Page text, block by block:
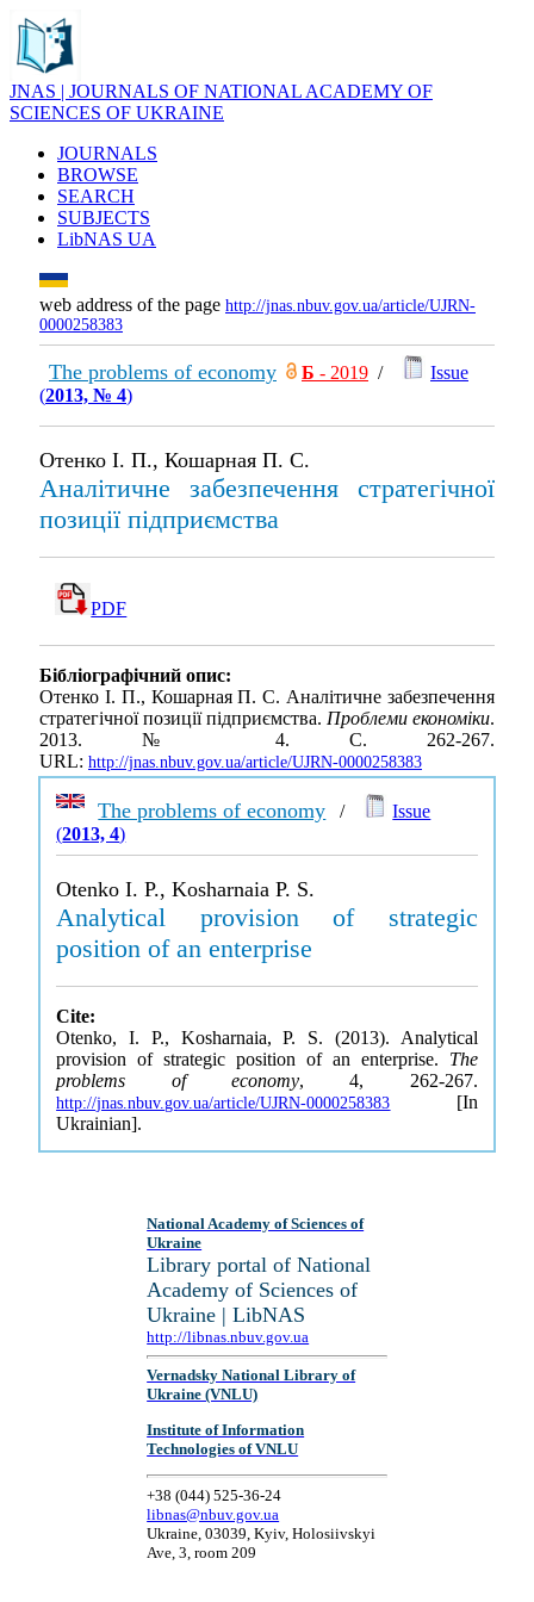
JNAS | JOURNALS OF NATIONAL ACADEMY OF
SCIENCES OF UKRAINE
JOURNALS
BROWSE
SEARCH
SUBJECTS
LibNAS UA
web address of the page http://jnas.nbuv.gov.ua/article/UJRN-
0000258383
The problems of economy Б - 2019 /
Issue
(2013, № 4)
Отенко І. П., Кошарная П. С.
Аналітичне забезпечення стратегічної
позиції підприємства
PDF
Бібліографічний опис:
Отенко І. П., Кошарная П. С. Аналітичне забезпечення
стратегічної позиції підприємства. Проблеми економіки.
2013. № 4. С. 262-267.
URL: http://jnas.nbuv.gov.ua/article/UJRN-0000258383
The problems of economy /
Issue
(2013, 4)
Otenko I. P., Kosharnaia P. S.
Analytical provision of strategic
position of an enterprise
Cite:
Otenko, I. P., Kosharnaia, P. S. (2013). Analytical
provision of strategic position of an enterprise. The
problems of economy, 4, 262-267.
http://jnas.nbuv.gov.ua/article/UJRN-0000258383 [In
Ukrainian].
National Academy of Sciences of
Ukraine
Library portal of National
Academy of Sciences of
Ukraine | LibNAS
http://libnas.nbuv.gov.ua
Vernadsky National Library of
Ukraine (VNLU)
Institute of Information
Technologies of VNLU
+38 (044) 525-36-24
libnas@nbuv.gov.ua
Ukraine, 03039, Kyiv, Holosiivskyi
Ave, 3, room 209